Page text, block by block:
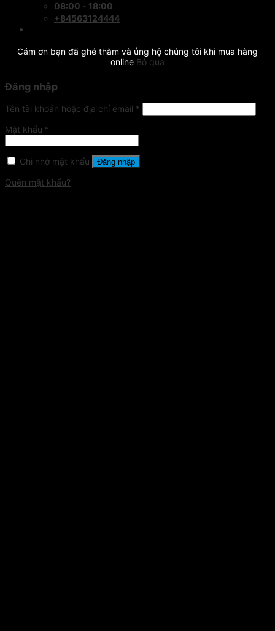
08:00 - 18:00
+84563124444
Cám ơn bạn đã ghé thăm và ủng hộ chúng tôi khi mua hàng
online Bỏ qua
Đăng nhập
Tên tài khoản hoặc địa chỉ email *
Mật khẩu *
Ghi nhớ mật khẩu Đăng nhập
Quên mật khẩu?